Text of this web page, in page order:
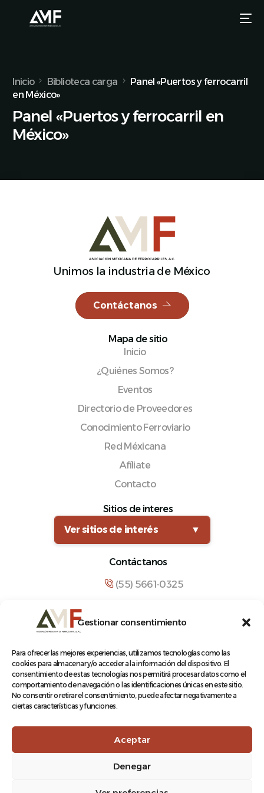
Gestionar consentimiento
Para ofrecer las mejores experiencias, utilizamos tecnologías como las
cookies para almacenar y/o acceder a la información del dispositivo. El
consentimiento de estas tecnologías nos permitirá procesar datos como el
comportamiento de navegación o las identificaciones únicas en este sitio.
No consentir o retirar el consentimiento, puede afectar negativamente a
ciertas características y funciones.
Aceptar
Denegar
Inicio Biblioteca carga
Panel «Puertos y ferrocarril
en México»
Panel «Puertos y ferrocarril en
México»
Unimos la industria de México
Contáctanos
Mapa de sitio
Inicio
¿Quiénes Somos?
Eventos
Directorio de Proveedores
Conocimiento Ferroviario
Red Méxicana
Afíliate
Contacto
Sitios de interes
Ver sitios de interés
▼
Contáctanos
(55) 5661-0325
Manuel María Contreras 133, Cuauhtémoc,